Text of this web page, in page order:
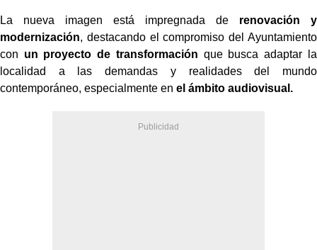
La nueva imagen está impregnada de renovación y
modernización, destacando el compromiso del Ayuntamiento
con un proyecto de transformación que busca adaptar la
localidad a las demandas y realidades del mundo
contemporáneo, especialmente en el ámbito audiovisual.